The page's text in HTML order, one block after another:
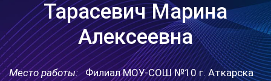
Тарасевич Марина
Алексеевна
Место работы: Филиал МОУ-СОШ №10 г. Аткарска